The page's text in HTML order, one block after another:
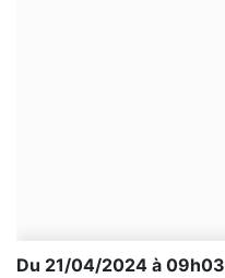
Du 21/04/2024 à 09h03